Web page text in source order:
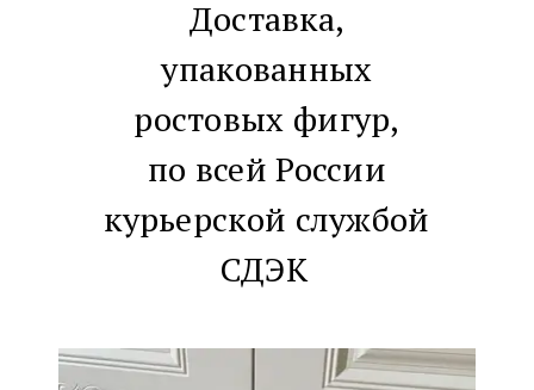
Доставка,
упакованных
ростовых фигур,
по всей России
курьерской службой
СДЭК